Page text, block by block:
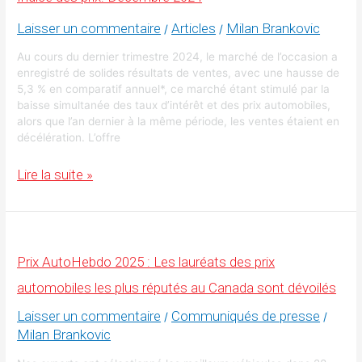
économique
Laisser un commentaire /Articles / Milan Brankovic
Au cours du dernier trimestre 2024, le marché de l’occasion a
enregistré de solides résultats de ventes, avec une hausse de
5,3 % en comparatif annuel*, ce marché étant stimulé par la
baisse simultanée des taux d’intérêt et des prix automobiles,
alors que l’an dernier à la même période, les ventes étaient en
décélération. L’offre
Indice
des
Décembre
Lire la suite »
Prix AutoHebdo 2025 : Les lauréats des prix
automobiles les plus réputés au Canada sont dévoilés
Laisser un commentaire / Communiqués de presse /
Milan Brankovic